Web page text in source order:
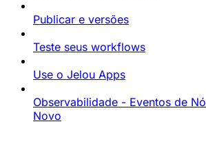
Publicar e versões
Teste seus workflows
Use o Jelou Apps
Observabilidade - Eventos de Nó
Novo